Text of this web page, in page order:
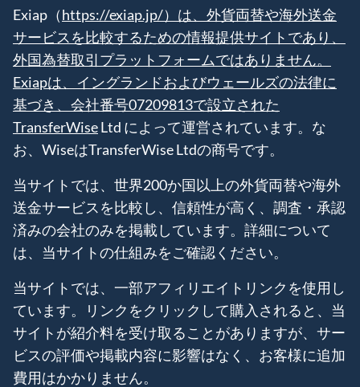
Exiap（https://exiap.jp/）は、外貨両替や海外送金
サービスを比較するための情報提供サイトであり、
外国為替取引プラットフォームではありません。
Exiapは、イングランドおよびウェールズの法律に
基づき、会社番号07209813で設立された
TransferWiseLtd によって運営されています。な
お、WiseはTransferWise Ltdの商号です。
当サイトでは、世界200か国以上の外貨両替や海外
送金サービスを比較し、信頼性が高く、調査・承認
済みの会社のみを掲載しています。詳細について
は、当サイトの仕組みをご確認ください。
当サイトでは、一部アフィリエイトリンクを使用し
ています。リンクをクリックして購入されると、当
サイトが紹介料を受け取ることがありますが、サー
ビスの評価や掲載内容に影響はなく、お客様に追加
費用はかかりません。